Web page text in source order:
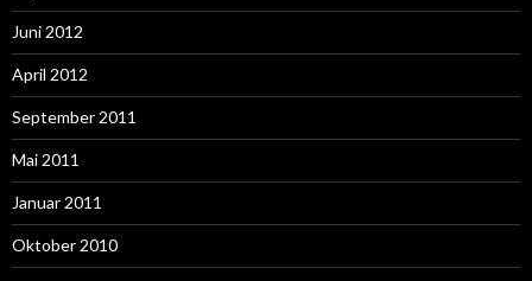
Juni 2012
April 2012
September 2011
Mai 2011
Januar 2011
Oktober 2010